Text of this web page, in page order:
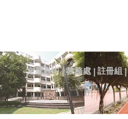
文華高中|教務處| 註冊組 |